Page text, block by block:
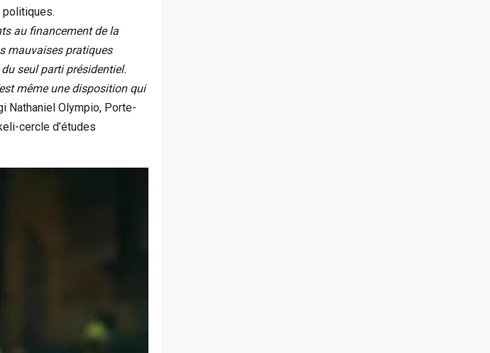
politiques.
au financement de la
mauvaises pratiques
seul parti présidentiel.
même une disposition qui
Nathaniel Olympio, Porte-
cercle d’études